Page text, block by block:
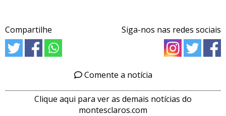
Compartilhe Siga-nos nas redes sociais
Comente a notícia
Clique aqui para ver as demais notícias do
montesclaros.com